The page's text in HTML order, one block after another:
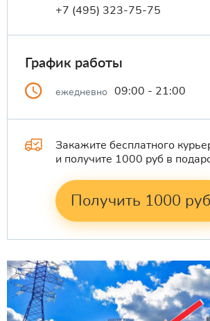
+7 (495) 323-75-75
График работы
ежедневно 09:00 - 21:00
Закажите бесплатного
и получите 1000 руб в
Получить 1000